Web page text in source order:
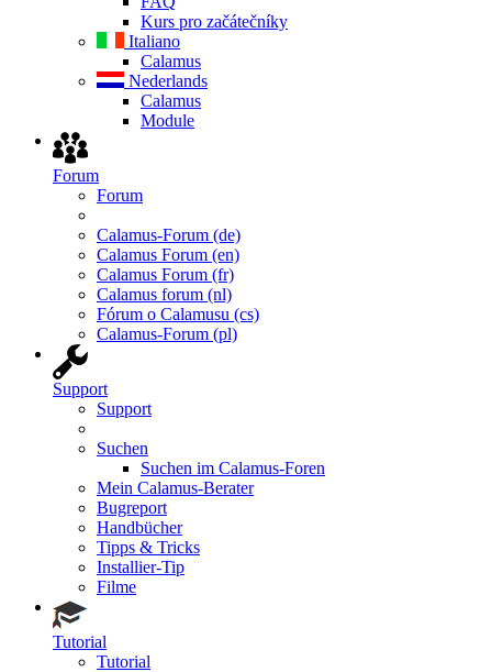
Kurs pro začátečníky
Italiano
Calamus
Nederlands
Calamus
Module
Forum
Forum
Calamus-Forum (de)
Calamus Forum (en)
Calamus Forum (fr)
Calamus forum (nl)
Fórum o Calamusu (cs)
Calamus-Forum (pl)
Support
Support
Suchen
Suchen im Calamus-Foren
Mein Calamus-Berater
Bugreport
Handbücher
Tipps & Tricks
Installier-Tip
Filme
Tutorial
Tutorial